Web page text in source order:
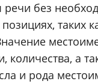
речи без
таких
а
и рода